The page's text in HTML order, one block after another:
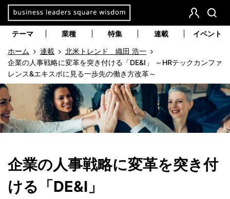
会
検
テーマ 業種 特集 連載 イベント
ホーム 連載
北米トレンド 織田 浩一
企業の人事戦略に変革を突き付ける「DE&I」 ～HRテックカンファ
レンス&エキスポに見る一歩先の働き方改革～
企業の人事戦略に変革を突き付
ける「DE&I」